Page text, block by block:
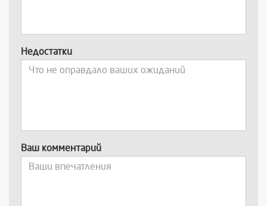
Недостатки
Ваш комментарий